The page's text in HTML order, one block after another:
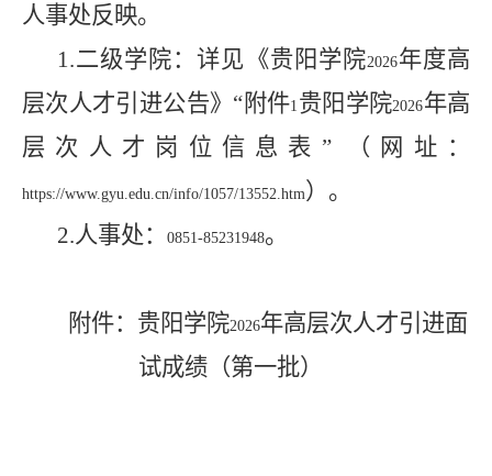
人事处反映。
1.二级学院：详见《贵阳学院2026年度高
层次人才引进公告》“附件1 贵阳学院2026年高
层次人才岗位信息表” （网址：
https://www.gyu.edu.cn/info/1057/13552.htm ）。
2.人事处： 0851-85231948。
附件：贵阳学院2026年高层次人才引进面
试成绩（第一批）